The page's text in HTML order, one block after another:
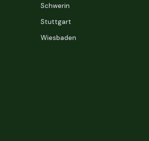
Schwerin
Stuttgart
Wiesbaden